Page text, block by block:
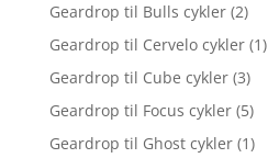
Geardrop til Bulls cykler (2)
Geardrop til Cervelo cykler (1)
Geardrop til Cube cykler (3)
Geardrop til Focus cykler (5)
Geardrop til Ghost cykler (1)